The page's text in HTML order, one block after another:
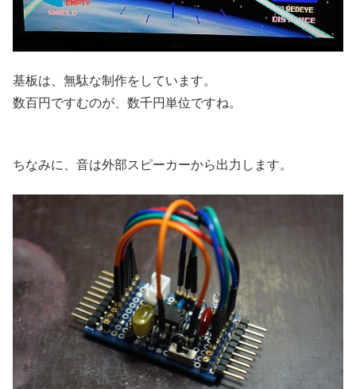
基板は、無駄な制作をしています。
数百円ですむのが、数千円単位ですね。
ちなみに、音は外部スピーカーから出力します。